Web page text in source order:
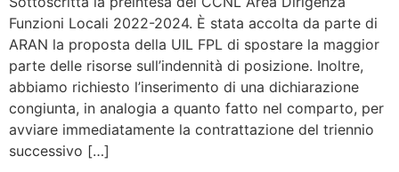
Funzioni Locali 2022-2024. È stata accolta da parte di
ARAN la proposta della UIL FPL di spostare la maggior
parte delle risorse sull’indennità di posizione. Inoltre,
abbiamo richiesto l’inserimento di una dichiarazione
congiunta, in analogia a quanto fatto nel comparto, per
avviare immediatamente la contrattazione del triennio
successivo […]